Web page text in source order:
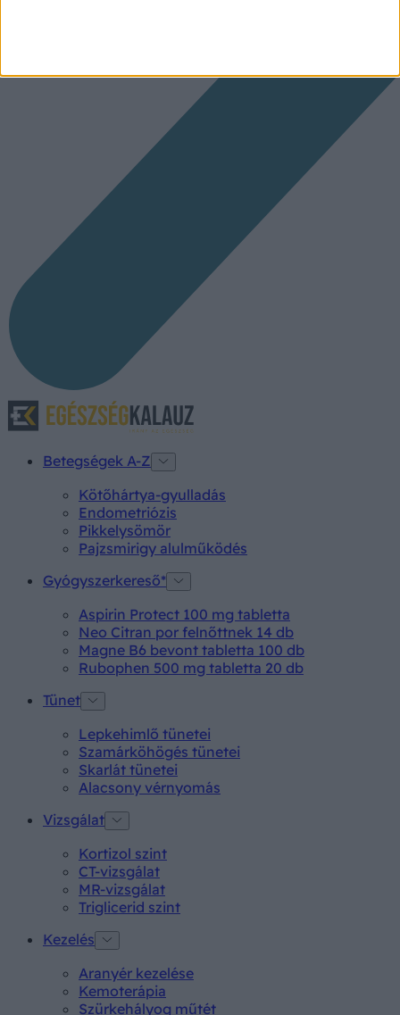
Betegségek A-Z
Kötőhártya-gyulladás
Endometriózis
Pikkelysömör
Pajzsmirigy alulműködés
Gyógyszerkereső*
Aspirin Protect 100 mg tabletta
Neo Citran por felnőttnek 14 db
Magne B6 bevont tabletta 100 db
Rubophen 500 mg tabletta 20 db
Tünet
Lepkehimlő tünetei
Szamárköhögés tünetei
Skarlát tünetei
Alacsony vérnyomás
Vizsgálat
Kortizol szint
CT-vizsgálat
MR-vizsgálat
Triglicerid szint
Kezelés
Aranyér kezelése
Kemoterápia
Szürkehályog műtét